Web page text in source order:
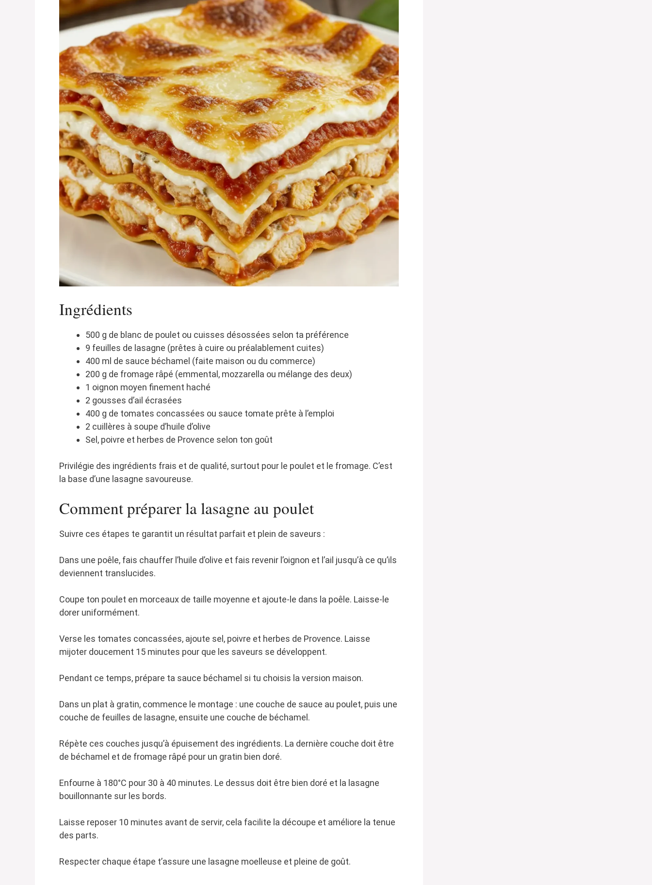
Ingrédients
500 g de blanc de poulet ou cuisses désossées selon ta préférence
9 feuilles de lasagne (prêtes à cuire ou préalablement cuites)
400 ml de sauce béchamel (faite maison ou du commerce)
200 g de fromage râpé (emmental, mozzarella ou mélange des deux)
1 oignon moyen finement haché
2 gousses d’ail écrasées
400 g de tomates concassées ou sauce tomate prête à l’emploi
2 cuillères à soupe d’huile d’olive
Sel, poivre et herbes de Provence selon ton goût
Privilégie des ingrédients frais et de qualité, surtout pour le poulet et le fromage. C’est
la base d’une lasagne savoureuse.
Comment préparer la lasagne au poulet
Suivre ces étapes te garantit un résultat parfait et plein de saveurs :
Dans une poêle, fais chauffer l’huile d’olive et fais revenir l’oignon et l’ail jusqu’à ce qu’ils
deviennent translucides.
Coupe ton poulet en morceaux de taille moyenne et ajoute-le dans la poêle. Laisse-le
dorer uniformément.
Verse les tomates concassées, ajoute sel, poivre et herbes de Provence. Laisse
mijoter doucement 15 minutes pour que les saveurs se développent.
Pendant ce temps, prépare ta sauce béchamel si tu choisis la version maison.
Dans un plat à gratin, commence le montage : une couche de sauce au poulet, puis une
couche de feuilles de lasagne, ensuite une couche de béchamel.
Répète ces couches jusqu’à épuisement des ingrédients. La dernière couche doit être
de béchamel et de fromage râpé pour un gratin bien doré.
Enfourne à 180°C pour 30 à 40 minutes. Le dessus doit être bien doré et la lasagne
bouillonnante sur les bords.
Laisse reposer 10 minutes avant de servir, cela facilite la découpe et améliore la tenue
des parts.
Respecter chaque étape t’assure une lasagne moelleuse et pleine de goût.